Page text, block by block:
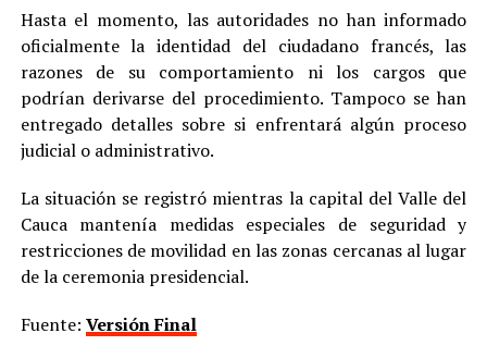
Hasta el momento, las autoridades no han informado
oficialmente la identidad del ciudadano francés, las
razones de su comportamiento ni los cargos que
podrían derivarse del procedimiento. Tampoco se han
entregado detalles sobre si enfrentará algún proceso
judicial o administrativo.
La situación se registró mientras la capital del Valle del
Cauca mantenía medidas especiales de seguridad y
restricciones de movilidad en las zonas cercanas al lugar
de la ceremonia presidencial.
Fuente: Versión Final